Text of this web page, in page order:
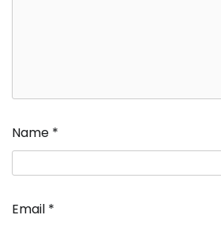
Name *
Email *